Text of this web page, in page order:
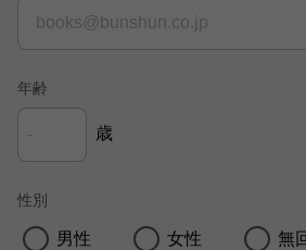
年齢
歳
性別
男性 女性 無